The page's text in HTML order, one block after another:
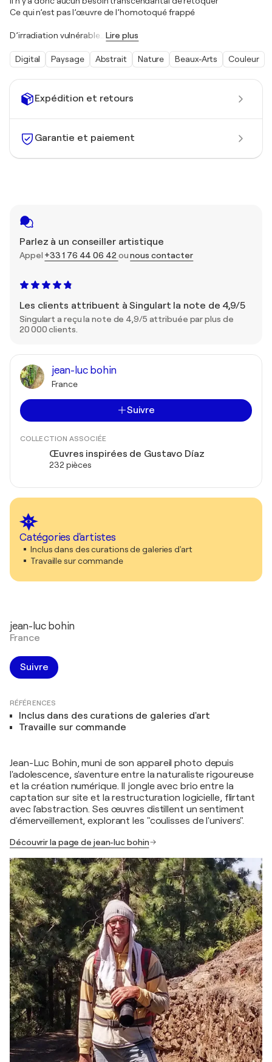
Expédition et retours
Garantie et paiement
Parlez à un conseiller artistique
Appel +33 1 76 44 06 42 ounous contacter
Les clients attribuent à Singulart la note de 4,9/5
Singulart a reçu la note de 4,9/5 attribuée par plus de
20 000 clients.
jean-luc bohin
France
Suivre
COLLECTION ASSOCIÉE
Œuvres inspirées de Gustavo Díaz
232 pièces
Catégories d'artistes
Inclus dans des curations de galeries d'art
Travaille sur commande
Ce qui n’est pas l’œuvre de l’homotoqué frappé
D’irradiation vulnérable Lire plus
Digital Paysage Abstrait Nature Beaux-Arts Couleur
jean-luc bohin
France
Suivre
RÉFÉRENCES
Inclus dans des curations de galeries d'art
Travaille sur commande
Jean-Luc Bohin, muni de son appareil photo depuis
l'adolescence, s'aventure entre la naturaliste rigoureuse
et la création numérique. Il jongle avec brio entre la
captation sur site et la restructuration logicielle, flirtant
avec l'abstraction. Ses œuvres distillent un sentiment
d'émerveillement, explorant les "coulisses de l'univers".
Découvrir la page de jean-luc bohin